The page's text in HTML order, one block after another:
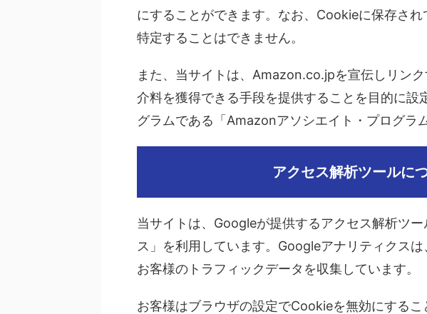
にすることができます。なお、Cookieに保存さ
特定することはできません。
また、当サイトは、Amazon.co.jpを宣伝しリン
介料を獲得できる手段を提供することを目的に設
グラムである「Amazonアソシエイト・プログラ
アクセス解析ツールに
当サイトは、Googleが提供するアクセス解析ツ
ス」を利用しています。Googleアナリティクス
お客様のトラフィックデータを収集しています。
お客様はブラウザの設定でCookieを無効にする